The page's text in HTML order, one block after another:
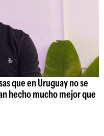
que en Uruguay no se
hecho mucho mejor que